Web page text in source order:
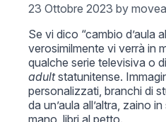
23 Ottobre 2023 by
Se vi dico “cambio d’aula
verosimilmente vi verrà in
qualche serie televisiva o
adultstatunitense.
personalizzati, branchi di
da un’aula all’altra, zaino
mano, libri al petto.